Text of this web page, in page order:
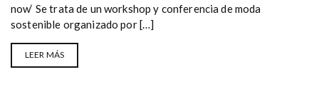
now‘ Se trata de un workshop y conferencia de moda
sostenible organizado por […]
LEER MÁS